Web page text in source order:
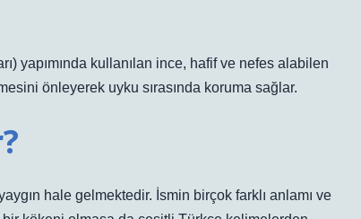
yapımında kullanılan ince, hafif ve nefes alabilen
önleyerek uyku sırasında koruma sağlar.
hale gelmektedir. İsmin birçok farklı anlamı ve